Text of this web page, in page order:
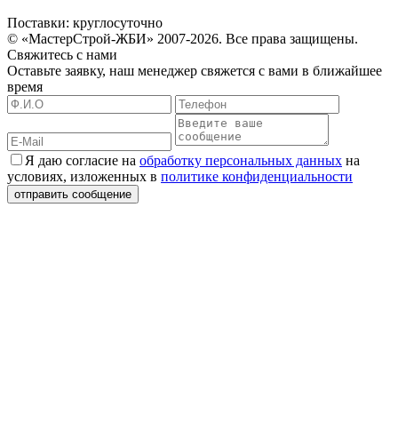
Поставки: круглосуточно
© «МастерСтрой-ЖБИ» 2007-2026. Все права защищены.
Свяжитесь с нами
Оставьте заявку, наш менеджер свяжется с вами в ближайшее
время
Я даю согласие на обработку персональных данных на
условиях, изложенных в политике конфиденциальности